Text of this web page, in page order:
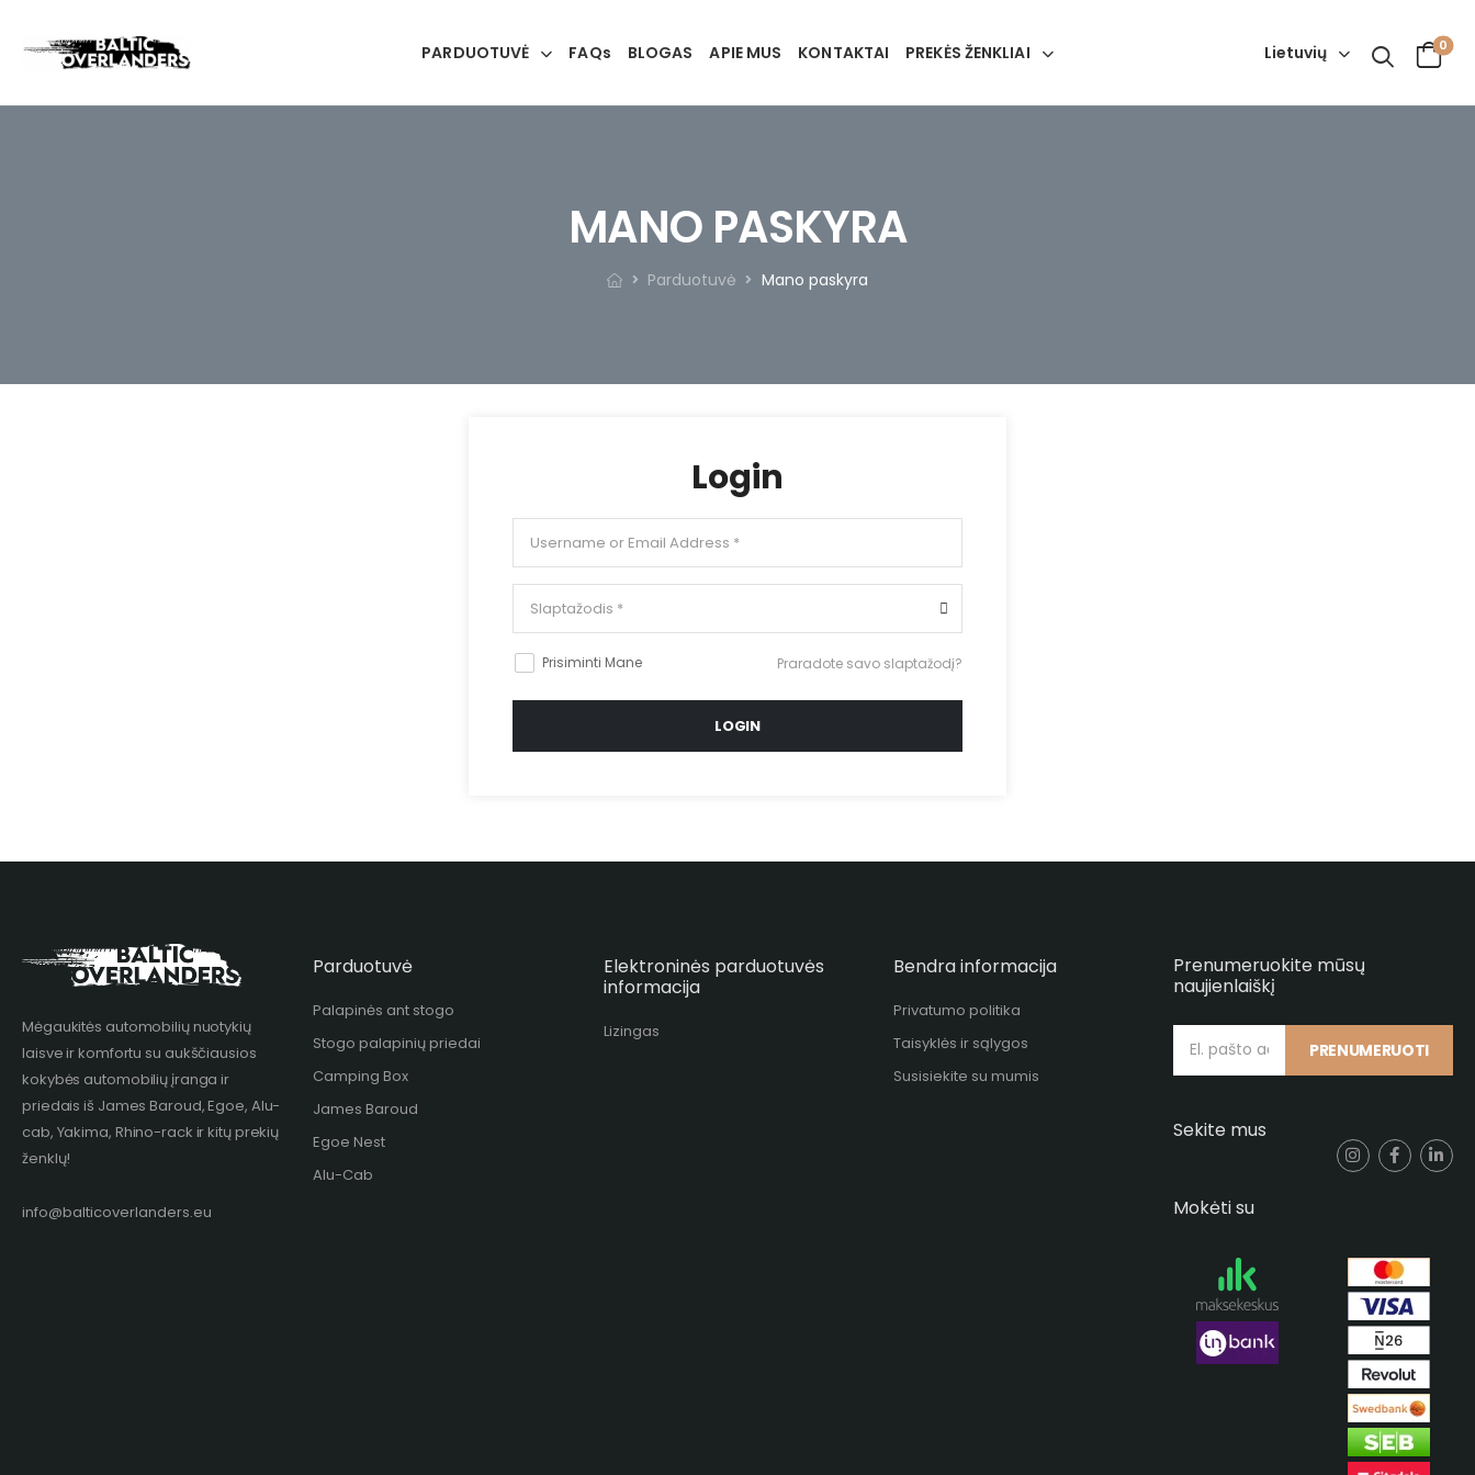
PARDUOTUVĖ FAQs BLOGAS APIE MUS KONTAKTAI PREKĖS ŽENKLIAI Lietuvių 0
MANO PASKYRA
Parduotuvė Mano paskyra
Login
Prisiminti Mane Praradote savo slaptažodį?
LOGIN
Mėgaukitės automobilių nuotykių
laisve ir komfortu su aukščiausios
kokybės automobilių įranga ir
priedais iš James Baroud, Egoe, Alu-
cab, Yakima, Rhino-rack ir kitų prekių
ženklų!​
info@balticoverlanders.eu
Parduotuvė
Palapinės ant stogo
Stogo palapinių priedai
Camping Box
James Baroud
Egoe Nest
Alu-Cab
Elektroninės parduotuvės
informacija
Lizingas
Bendra informacija
Privatumo politika
Taisyklės ir sąlygos
Susisiekite su mumis
Prenumeruokite mūsų
naujienlaiškį
PRENUMERUOTI
Sekite mus
Mokėti su